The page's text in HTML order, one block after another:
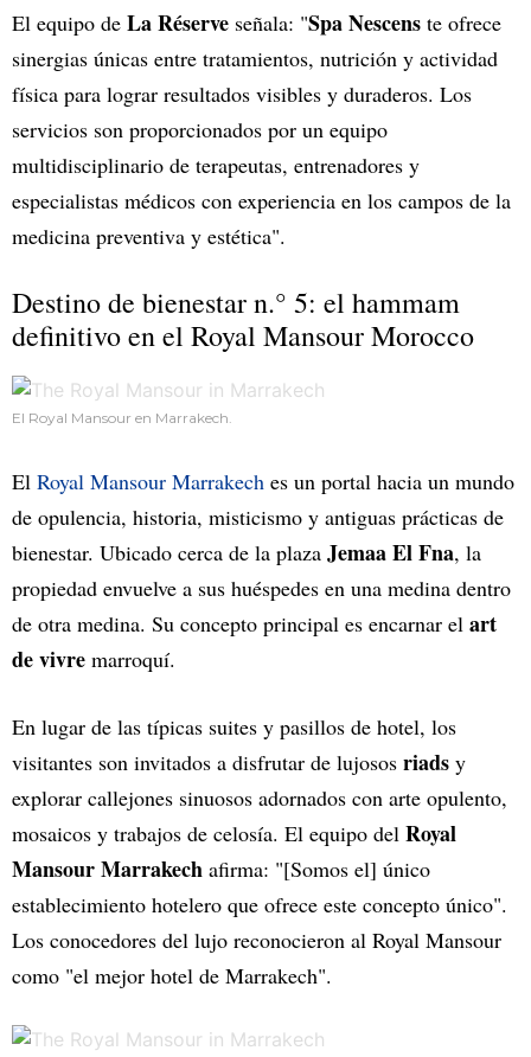
El equipo de La Réserve señala: "Spa Nescens te ofrece
sinergias únicas entre tratamientos, nutrición y actividad
física para lograr resultados visibles y duraderos. Los
servicios son proporcionados por un equipo
multidisciplinario de terapeutas, entrenadores y
especialistas médicos con experiencia en los campos de la
medicina preventiva y estética".
Destino de bienestar n.° 5: el hammam
definitivo en el Royal Mansour Morocco
El Royal Mansour en Marrakech.
El Royal Mansour Marrakech es un portal hacia un mundo
de opulencia, historia, misticismo y antiguas prácticas de
bienestar. Ubicado cerca de la plaza Jemaa El Fna, la
propiedad envuelve a sus huéspedes en una medina dentro
de otra medina. Su concepto principal es encarnar el art
de vivre marroquí.
En lugar de las típicas suites y pasillos de hotel, los
visitantes son invitados a disfrutar de lujosos riads y
explorar callejones sinuosos adornados con arte opulento,
mosaicos y trabajos de celosía. El equipo del Royal
Mansour Marrakech afirma: "[Somos el] único
establecimiento hotelero que ofrece este concepto único".
Los conocedores del lujo reconocieron al Royal Mansour
como "el mejor hotel de Marrakech".